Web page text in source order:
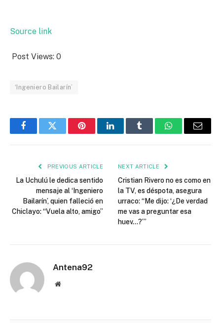
Source link
Post Views: 0
‘Ingeniero Bailarín’
FacebookTwitter PinterestLinkedInTumblr WhatsAppEmail
PREVIOUS ARTICLE
La Uchulú le dedica sentido
mensaje al ‘Ingeniero
Bailarín’, quien falleció en
Chiclayo: “Vuela alto, amigo”
NEXT ARTICLE
Cristian Rivero no es como en
la TV, es déspota, asegura
urraco: “Me dijo: ‘¿De verdad
me vas a preguntar esa
huev…?’”
Antena92
Website